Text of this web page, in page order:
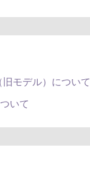
モデル）について
いて